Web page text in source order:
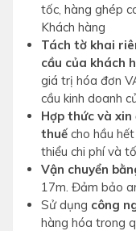
tốc, hàng ghép
Khách hàng
Tách tờ khai
cầu của khách
giá trị hóa đơn
cầu kinh doanh
Hợp thức và xin
thuế cho hầu
thiểu chi phí và
Vận chuyển
17m. Đảm bảo
Sử dụng công
hàng hóa trong